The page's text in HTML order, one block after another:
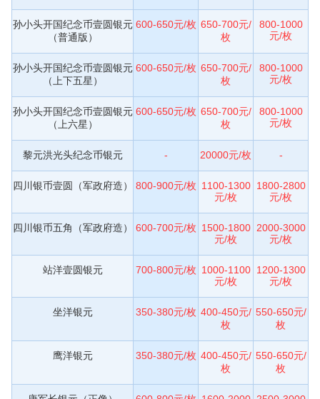
孙小头开国纪念币壹圆银元
（普通版）
600-650元/枚 650-700元/
枚
800-1000
元/枚
孙小头开国纪念币壹圆银元
（上下五星）
600-650元/枚 650-700元/
枚
800-1000
元/枚
孙小头开国纪念币壹圆银元
（上六星）
600-650元/枚 650-700元/
枚
800-1000
元/枚
黎元洪光头纪念币银元 - 20000元/枚 -
四川银币壹圆（军政府造） 800-900元/枚 1100-1300
元/枚
1800-2800
元/枚
四川银币五角（军政府造） 600-700元/枚 1500-1800
元/枚
2000-3000
元/枚
站洋壹圆银元 700-800元/枚 1000-1100
元/枚
1200-1300
元/枚
坐洋银元 350-380元/枚 400-450元/
枚
550-650元/
枚
鹰洋银元 350-380元/枚 400-450元/
枚
550-650元/
枚